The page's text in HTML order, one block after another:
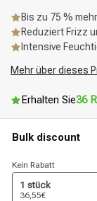
Bis zu 75 %
Reduziert Frizz
Intensive
Mehr über dieses
Erhalten Sie36
Bulk discount
Kein Rabatt
1 stück
36,55€